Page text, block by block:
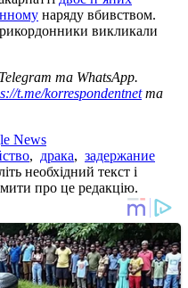
наряду вбивством.
викликали
та WhatsApp.
t.me/korrespondentnetта
News
, драка, задержание
необхідний текст і
про це редакцію.